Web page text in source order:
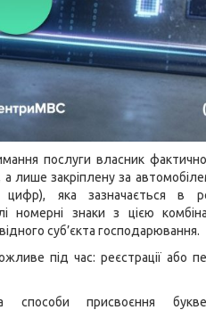
послуги власник
лише закріплену за
яка зазначається в
номерні знаки з цією
суб’єкта господарювання.
під час: реєстрації або
способи присвоєння